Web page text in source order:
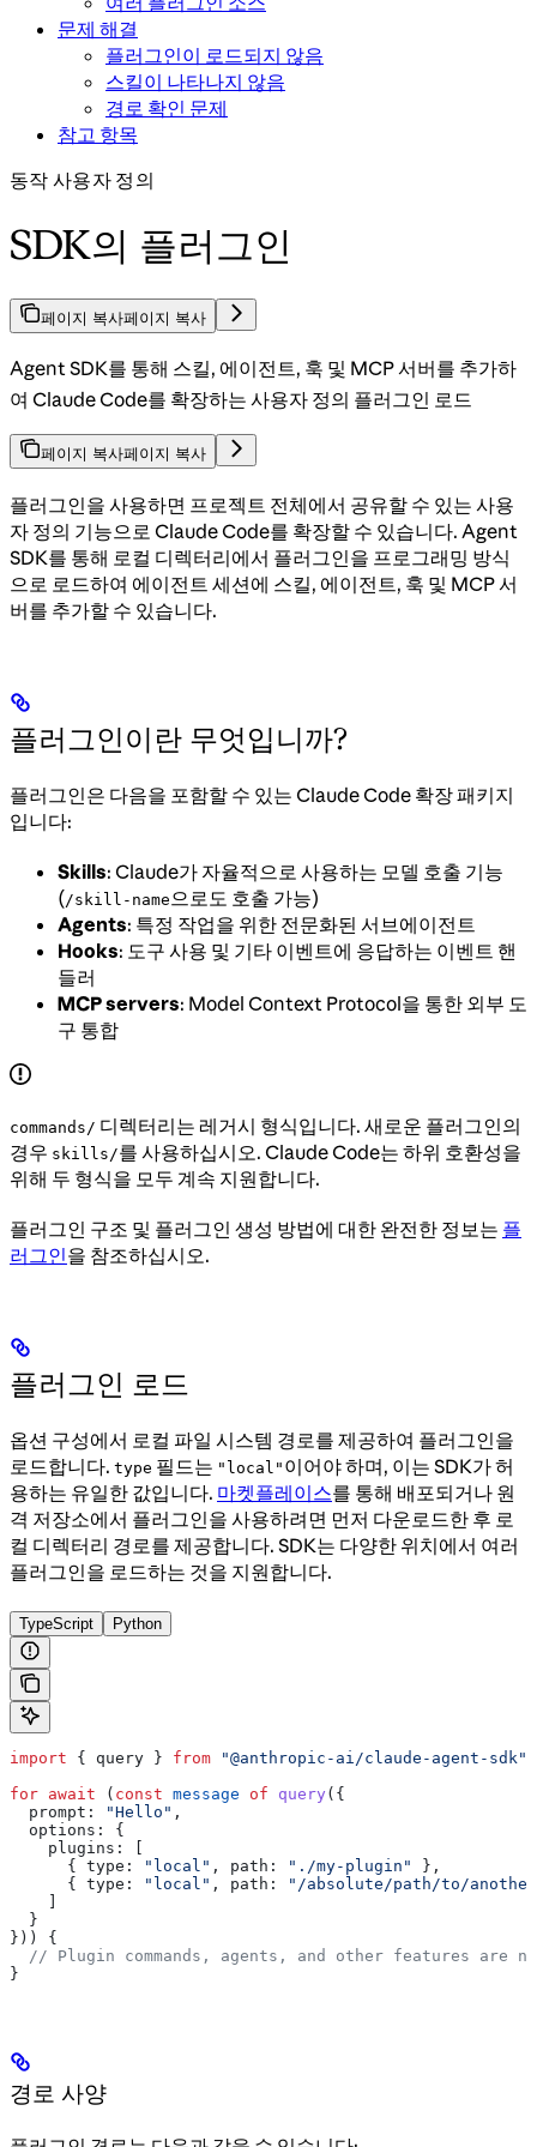
문제 해결
플러그인이 로드되지 않음
스킬이 나타나지 않음
경로 확인 문제
참고 항목
동작 사용자 정의
SDK의 플러그인
페이지 복사페이지 복사
Agent SDK를 통해 스킬, 에이전트, 훅 및 MCP 서버를 추가하
여 Claude Code를 확장하는 사용자 정의 플러그인 로드
페이지 복사페이지 복사
플러그인을 사용하면 프로젝트 전체에서 공유할 수 있는 사용
자 정의 기능으로 Claude Code를 확장할 수 있습니다. Agent
SDK를 통해 로컬 디렉터리에서 플러그인을 프로그래밍 방식
으로 로드하여 에이전트 세션에 스킬, 에이전트, 훅 및 MCP 서
버를 추가할 수 있습니다.
플러그인이란 무엇입니까?
플러그인은 다음을 포함할 수 있는 Claude Code 확장 패키지
입니다:
Skills: Claude가 자율적으로 사용하는 모델 호출 기능
(/skill-name으로도 호출 가능)
Agents: 특정 작업을 위한 전문화된 서브에이전트
Hooks: 도구 사용 및 기타 이벤트에 응답하는 이벤트 핸
들러
MCP servers: Model Context Protocol을 통한 외부 도
구 통합
commands/ 디렉터리는 레거시 형식입니다. 새로운 플러그인의
경우 skills/를 사용하십시오. Claude Code는 하위 호환성을
위해 두 형식을 모두 계속 지원합니다.
플러그인 구조 및 플러그인 생성 방법에 대한 완전한 정보는 플
러그인을 참조하십시오.
플러그인 로드
옵션 구성에서 로컬 파일 시스템 경로를 제공하여 플러그인을
로드합니다. type 필드는 "local" 이어야 하며, 이는 SDK가 허
용하는 유일한 값입니다. 마켓플레이스를 통해 배포되거나 원
격 저장소에서 플러그인을 사용하려면 먼저 다운로드한 후 로
컬 디렉터리 경로를 제공합니다. SDK는 다양한 위치에서 여러
플러그인을 로드하는 것을 지원합니다.
TypeScript Python
import { query } from "@anthropic-ai/claude-agent-sdk"
for await ( const message of query ({
  prompt:
"Hello" ,
  options:
{
    plugins:
      {
type: "local" , path: "./my-plugin"
},
      {
type: "local" , path:
"/absolute/path/to/
  }
})) {
// Plugin commands, agents, and other features are
}
경로 사양